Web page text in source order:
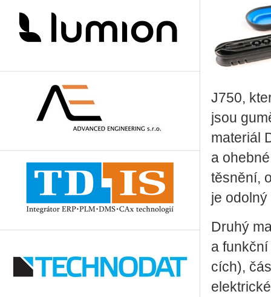
J750,
jsou
materiál
a
těsnění,
je
Druhý
a
cích),